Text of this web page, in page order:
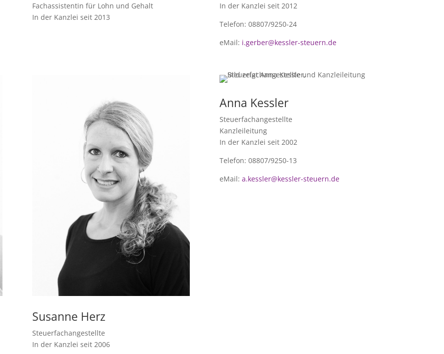
Fachassistentin für Lohn und Gehalt
In der Kanzlei seit 2013
In der Kanzlei seit 2012
Telefon: 08807/9250-24
eMail: i.gerber@kessler-steuern.de
Susanne Herz
Steuerfachangestellte
In der Kanzlei seit 2006
Anna Kessler
Steuerfachangestellte
Kanzleileitung
In der Kanzlei seit 2002
Telefon: 08807/9250-13
eMail: a.kessler@kessler-steuern.de